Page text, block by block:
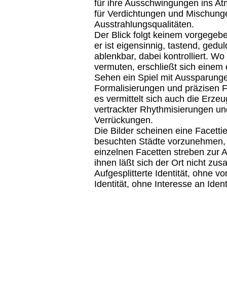
für ihre Ausschwingungen ins
für Verdichtungen und
Ausstrahlungsqualitäten.
Der Blick folgt keinem
er ist eigensinnig, tastend,
ablenkbar, dabei kontrolliert.
vermuten, erschließt sich einem
Sehen ein Spiel mit
Formalisierungen und präzisen
es vermittelt sich auch die
vertrackter Rhythmisierungen
Verrückungen.
Die Bilder scheinen eine
besuchten Städte
einzelnen Facetten streben zur
ihnen läßt sich der Ort nicht
Aufgesplitterte Identität, ohne
Identität, ohne Interesse an